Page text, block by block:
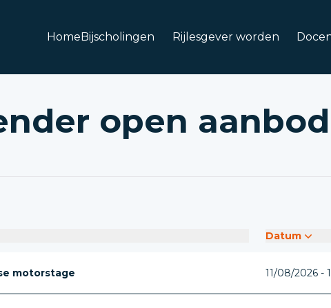
HomeBijscholingen Rijlesgever worden
open aanbod
Datum
motorstage 11/08/2026 -